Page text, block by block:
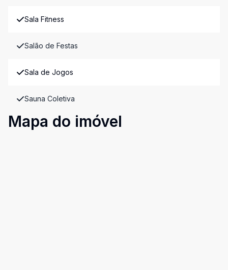
Sala Fitness
Salão de Festas
Sala de Jogos
Sauna Coletiva
Mapa do imóvel